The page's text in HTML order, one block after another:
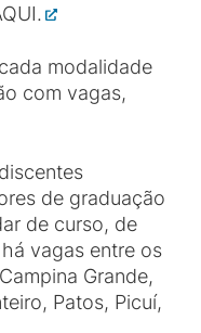
modalidade
com vagas,
de graduação
de curso, de
vagas entre os
Grande,
Patos, Picuí,